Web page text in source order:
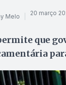
Melo 20 março
que